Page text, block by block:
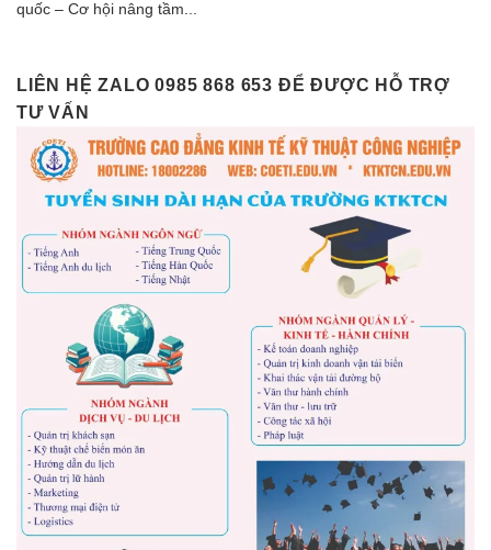
quốc – Cơ hội nâng tầm...
LIÊN HỆ ZALO 0985 868 653 ĐỂ ĐƯỢC HỖ TRỢ
TƯ VẤN